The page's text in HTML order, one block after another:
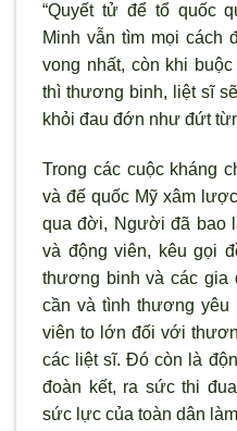
“Quyết tử để tổ quốc
Minh vẫn tìm mọi cách
vong nhất, còn khi
thì thương binh, liệt sĩ
khỏi đau đớn như đứt
Trong các cuộc kháng
và đế quốc Mỹ xâm
qua đời, Người đã bao
và động viên, kêu gọi
thương binh và các gia
cần và tình thương
viên to lớn đối với
các liệt sĩ. Đó còn là
đoàn kết, ra sức thi
sức lực của toàn dân